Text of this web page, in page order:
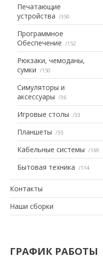
Печатающие
устройства
350
Программное
Обеспечение
152
Рюкзаки, чемоданы,
сумки
150
Симуляторы и
аксессуары
36
Игровые столы 33
Планшеты 55
Кабельные системы 169
Бытовая техника 114
Контакты
Наши сборки
ГРАФИК РАБОТЫ